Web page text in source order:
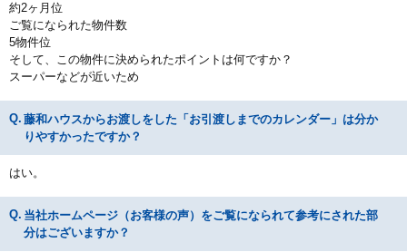
約2ヶ月位
ご覧になられた物件数
5物件位
そして、この物件に決められたポイントは何ですか？
スーパーなどが近いため
藤和ハウスからお渡しをした「お引渡しまでのカレンダー」は分か
りやすかったですか？
はい。
当社ホームページ（お客様の声）をご覧になられて参考にされた部
分はございますか？